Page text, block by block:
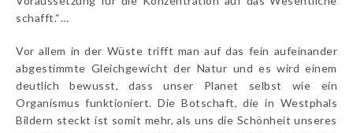
schafft.“…
Vor allem in der Wüste trifft man auf das fein aufeinander
abgestimmte Gleichgewicht der Natur und es wird einem
deutlich bewusst, dass unser Planet selbst wie ein
Organismus funktioniert. Die Botschaft, die in Westphals
Bildern steckt ist somit mehr, als uns die Schönheit unseres